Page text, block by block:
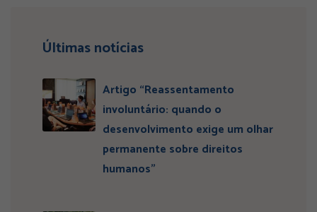
Últimas notícias
Artigo “Reassentamento
involuntário: quando o
desenvolvimento exige um olhar
permanente sobre direitos
humanos”